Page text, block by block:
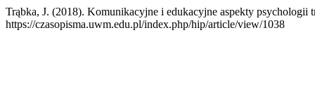
Trąbka, J. (2018). Komunikacyjne i edukacyjne aspekty psychologii
https://czasopisma.uwm.edu.pl/index.php/hip/article/view/1038